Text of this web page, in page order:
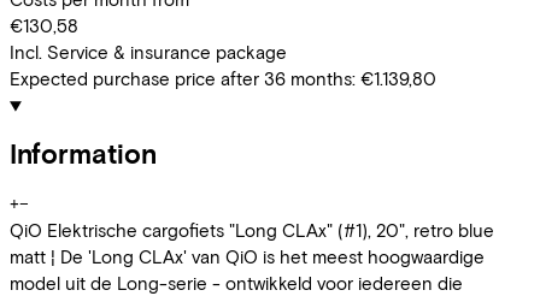
€130,58
Incl. Service & insurance package
Expected purchase price after 36 months: €1.139,80
Information
+−
QiO Elektrische cargofiets "Long CLAx" (#1), 20", retro blue
matt ¦ De 'Long CLAx' van QiO is het meest hoogwaardige
model uit de Long-serie - ontwikkeld voor iedereen die